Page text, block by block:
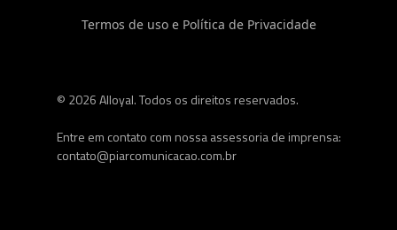
© 2026 Alloyal. Todos os direitos reservados.
Entre em contato com nossa assessoria de imprensa:
contato@piarcomunicacao.com.br
Termos de uso e Política de Privacidade